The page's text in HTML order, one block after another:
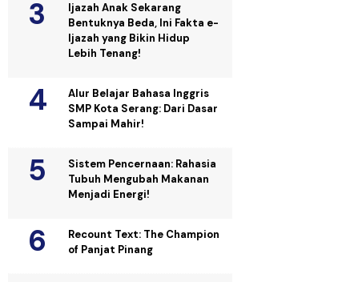
Ijazah Anak Sekarang
Bentuknya Beda, Ini Fakta e-
Ijazah yang Bikin Hidup
Lebih Tenang!
Alur Belajar Bahasa Inggris
SMP Kota Serang: Dari Dasar
Sampai Mahir!
Sistem Pencernaan: Rahasia
Tubuh Mengubah Makanan
Menjadi Energi!
Recount Text: The Champion
of Panjat Pinang